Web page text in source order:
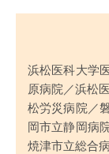
浜松医科大学
原病院／浜松
松労災病院／
岡市立静岡病
焼津市立総合